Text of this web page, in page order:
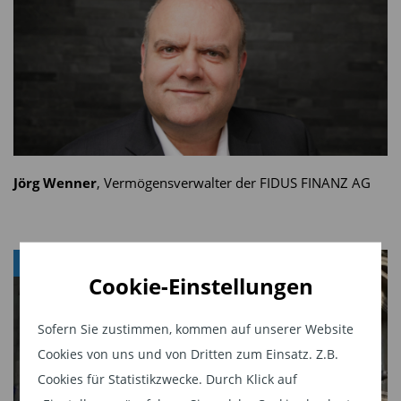
Cookie-Einstellungen
Sofern Sie zustimmen, kommen auf unserer Website
Cookies von uns und von Dritten zum Einsatz. Z.B.
Cookies für Statistikzwecke. Durch Klick auf
bereit sein, überdurchschnittliche Schwankungen
in Kauf zu nehmen. Der Fonds sollte daher als
Depotbeimischung verstanden werden, der seine
positive Wirkung vor allem langfristig entfalten
könnte. In der Rückschau sticht insbesondere die
Outperformance über zehn und 20 Jahre in Auge.
stärker entwickelt als seine Vergleichsgruppe.
Disclaimer:
Marketingdokument – Kapitalanlagen sind grundsätzlich mit Risiken
verbunden. Aktien, verzinsliche Wertpapiere, Investmentfonds und
Finanzinnovationen wie z.B. Anlagezertifikate können steigen oder
auch fallen. Wertentwicklungen der Vergangenheit können nicht in die
Jörg Wenner, Vermögensverwalter der FIDUS FINANZ AG